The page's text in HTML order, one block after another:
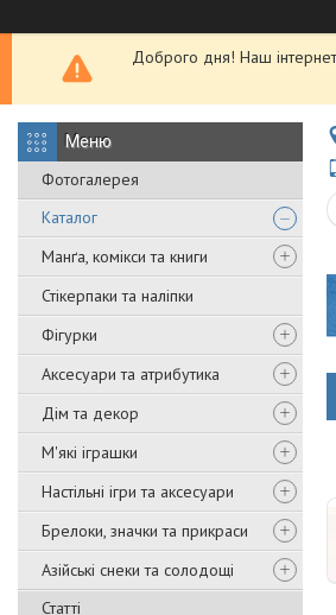
Доброго дня! Наш
Фотогалерея
Каталог
Манґа, комікси та книги
Стікерпаки та наліпки
Фігурки
Аксесуари та атрибутика
Дім та декор
М'які іграшки
Настільні ігри та аксесуари
Брелоки, значки та прикраси
Азійські снеки та солодощі
Статті